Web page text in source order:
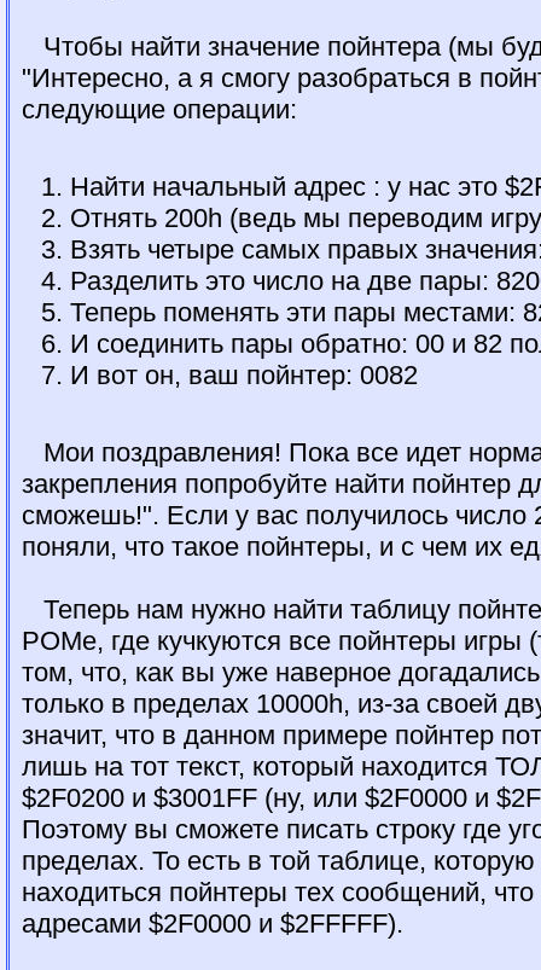
Чтобы найти значение пойнтера (мы
"Интересно, а я смогу разобраться в
следующие операции:
Найти начальный адрес : у нас это
Отнять 200h (ведь мы переводим
Взять четыре самых правых
Разделить это число на две пары:
Теперь поменять эти пары местами:
И соединить пары обратно: 00 и 82
И вот он, ваш пойнтер: 0082
Мои поздравления! Пока все идет
закрепления попробуйте найти пойнтер
сможешь!". Если у вас получилось число
поняли, что такое пойнтеры, и с чем их
Теперь нам нужно найти таблицу
РОМе, где кучкуются все пойнтеры игры
том, что, как вы уже наверное
только в пределах 10000h, из-за своей
значит, что в данном примере пойнтер
лишь на тот текст, который находится
$2F0200 и $3001FF (ну, или $2F0000 и
Поэтому вы сможете писать строку где
пределах. То есть в той таблице,
находиться пойнтеры тех сообщений,
адресами $2F0000 и $2FFFFF).